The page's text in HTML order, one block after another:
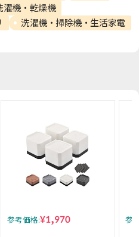
濯機・乾燥機
洗濯機・掃除機・生活家電
参考価格:¥1,970 参